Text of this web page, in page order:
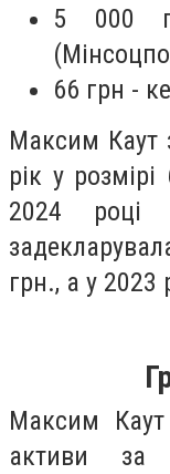
5 000
66 грн -
Максим Каут
рік у
2024 році
грн., а у 2023
Максим
активи